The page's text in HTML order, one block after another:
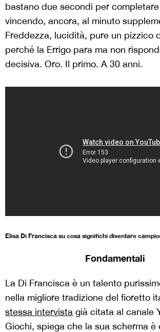
bastano due secondi per
vincendo, ancora, al minuto
Freddezza, lucidità, pure un pizzico
perché la Errigo para ma non
decisiva. Oro. Il primo. A 30 anni.
Elisa Di Francisca su cosa significhi diventare
Fondamentali
La Di Francisca è un talento
nella migliore tradizione del fioretto
stessa intervista già citata al canale
Giochi, spiega che la sua scherma è